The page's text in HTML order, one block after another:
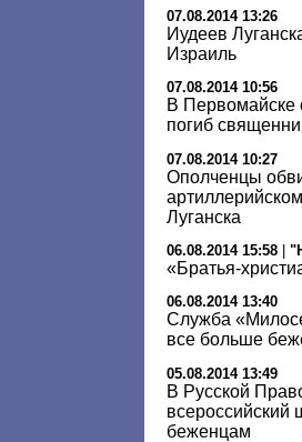
07.08.2014 13:26
Иудеев
Израиль
07.08.2014 10:56
В Первомайске
погиб
07.08.2014 10:27
Ополченцы
Луганска
06.08.2014 15:58
«Братья-
06.08.2014 13:40
Служба
все больше
05.08.2014 13:49
В Русской
беженцам